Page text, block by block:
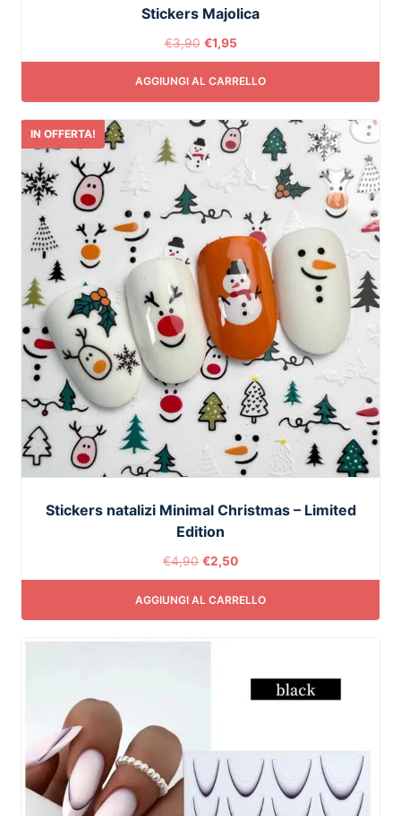
Stickers Majolica
€3,90 €1,95
AGGIUNGI AL CARRELLO
IN OFFERTA!
Stickers natalizi Minimal Christmas – Limited
Edition
€4,90 €2,50
AGGIUNGI AL CARRELLO